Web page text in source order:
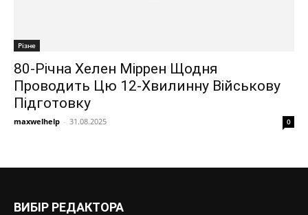
Різне
80-Річна Хелен Міррен Щодня
Проводить Цю 12-Хвилинну Військову
Підготовку
maxwelhelp - 31.08.2025 0
ВИБІР РЕДАКТОРА